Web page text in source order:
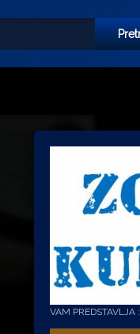
VAM PREDSTAVLJA :